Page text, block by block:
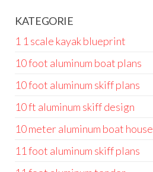
KATEGORIE
1 1 scale kayak blueprint
10 foot aluminum boat plans
10 foot aluminum skiff plans
10 ft aluminum skiff design
10 meter aluminum boat house
11 foot aluminum skiff plans